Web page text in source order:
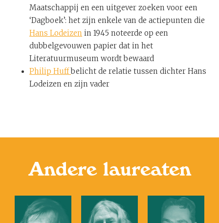
Maatschappij en een uitgever zoeken voor een
‘Dagboek’: het zijn enkele van de actiepunten die
Hans Lodeizen in 1945 noteerde op een
dubbelgevouwen papier dat in het
Literatuurmuseum wordt bewaard
Philip Huffbelicht de relatie tussen dichter Hans
Lodeizen en zijn vader
Andere laureaten